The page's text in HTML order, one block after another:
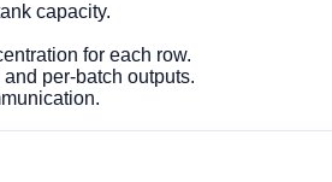
capacity.
for each row.
per-batch outputs.